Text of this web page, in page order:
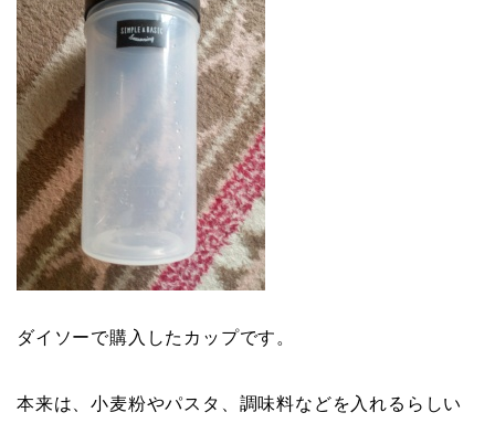
ダイソーで購入したカップです。
本来は、小麦粉やパスタ、調味料などを入れるらしい